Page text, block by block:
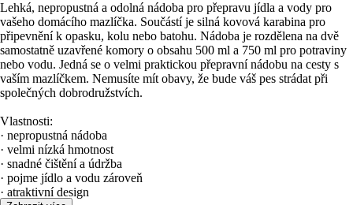
Lehká, nepropustná a odolná nádoba pro přepravu jídla a vody pro
vašeho domácího mazlíčka. Součástí je silná kovová karabina pro
připevnění k opasku, kolu nebo batohu. Nádoba je rozdělena na dvě
samostatně uzavřené komory o obsahu 500 ml a 750 ml pro potraviny
nebo vodu. Jedná se o velmi praktickou přepravní nádobu na cesty s
vaším mazlíčkem. Nemusíte mít obavy, že bude váš pes strádat při
společných dobrodružstvích.
Vlastnosti:
· nepropustná nádoba
· velmi nízká hmotnost
· snadné čištění a údržba
· pojme jídlo a vodu zároveň
· atraktivní design